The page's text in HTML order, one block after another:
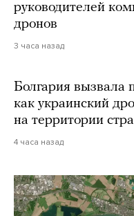
руководителей
дронов
3 часа назад
Болгария вызвала
как украинский
на территории
4 часа назад